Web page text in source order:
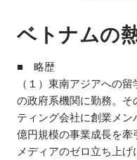
ベトナムの
■　略歴
（１）東南アジアへの
の政府系機関に勤務。
ティング会社に創業メ
億円規模の事業成長を牽
メディアのゼロ立ち上